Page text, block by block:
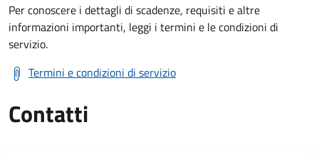
Per conoscere i dettagli di scadenze, requisiti e altre
informazioni importanti, leggi i termini e le condizioni di
servizio.
Termini e condizioni di servizio
Contatti